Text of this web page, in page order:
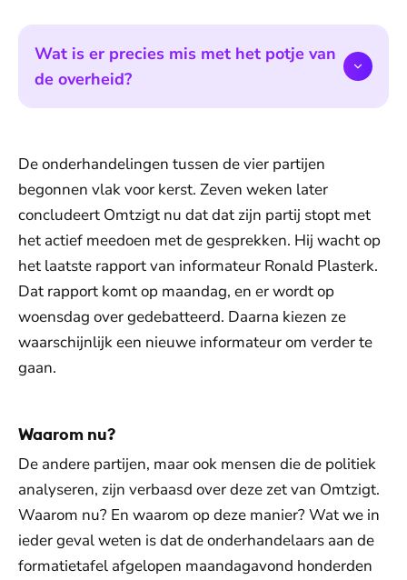
Wat is er precies mis met het potje van
de overheid?
De onderhandelingen tussen de vier partijen
begonnen vlak voor kerst. Zeven weken later
concludeert Omtzigt nu dat dat zijn partij stopt met
het actief meedoen met de gesprekken. Hij wacht op
het laatste rapport van informateur Ronald Plasterk.
Dat rapport komt op maandag, en er wordt op
woensdag over gedebatteerd. Daarna kiezen ze
waarschijnlijk een nieuwe informateur om verder te
gaan.
Waarom nu?
De andere partijen, maar ook mensen die de politiek
analyseren, zijn verbaasd over deze zet van Omtzigt.
Waarom nu? En waarom op deze manier? Wat we in
ieder geval weten is dat de onderhandelaars aan de
formatietafel afgelopen maandagavond honderden